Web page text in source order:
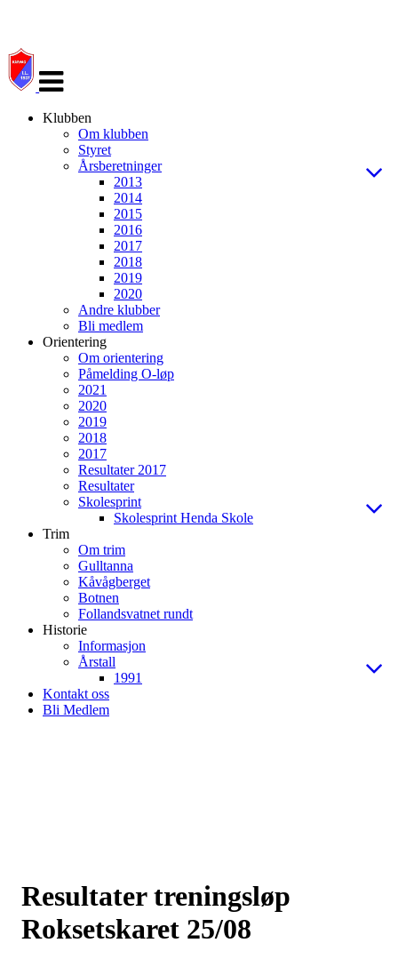
navigasjon
Klubben
Om klubben
Styret
Årsberetninger
2013
2014
2015
2016
2017
2018
2019
2020
Andre klubber
Bli medlem
Orientering
Om orientering
Påmelding O-løp
2021
2020
2019
2018
2017
Resultater 2017
Resultater
Skolesprint
Skolesprint Henda Skole
Trim
Om trim
Gulltanna
Kåvågberget
Botnen
Follandsvatnet rundt
Historie
Informasjon
Årstall
1991
Kontakt oss
Bli Medlem
Resultater treningsløp
Roksetskaret 25/08